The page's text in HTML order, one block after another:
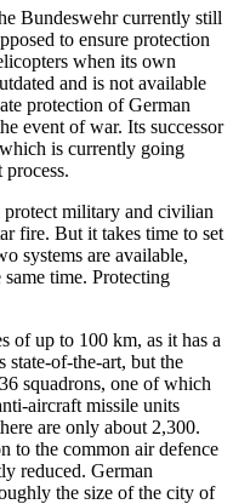
Bundeswehr currently still
to ensure protection
when its own
and is not available
protection of German
event of war. Its successor
is currently going
military and civilian
fire. But it takes time to set
systems are available,
time. Protecting
of up to 100 km, as it has a
state-of-the-art, but the
squadrons, one of which
aircraft mis­sile units
are only about 2,300.
to the com­mon air defence
reduced. German
the size of the city of